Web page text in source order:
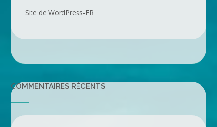
Site de WordPress-FR
COMMENTAIRES RÉCENTS